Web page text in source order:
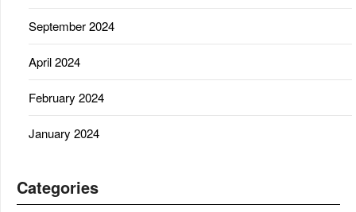
September 2024
April 2024
February 2024
January 2024
Categories